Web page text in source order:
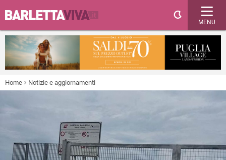
MENU
Home Notizie e aggiornamenti